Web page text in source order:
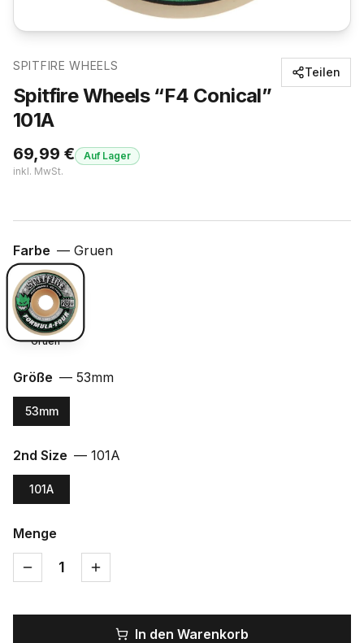
SPITFIRE WHEELS
Spitfire Wheels “F4 Conical”
101A
69,99 €
inkl. MwSt.
Auf Lager
Teilen
Farbe — Gruen
Gruen
Größe — 53mm
53mm
2nd Size — 101A
101A
Menge
1
In den Warenkorb